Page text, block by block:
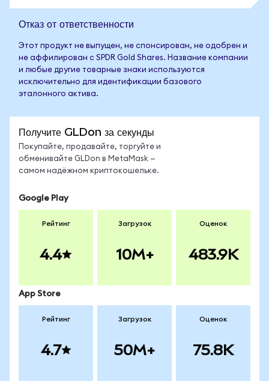
Отказ от ответственности
Этот продукт не выпущен, не спонсирован, не одобрен и
не аффилирован с SPDR Gold Shares. Название компании
и любые другие товарные знаки используются
исключительно для идентификации базового
эталонного актива.
Получите GLDon за секунды
Покупайте, продавайте, торгуйте и
обменивайте GLDon в MetaMask —
самом надёжном криптокошельке.
Google Play
Рейтинг
4.4
Загрузок
10M+
Оценок
483.9K
App Store
Рейтинг
4.7
Загрузок
50M+
Оценок
75.8K